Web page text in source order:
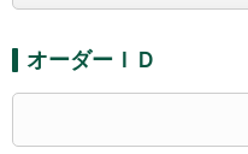
オーダーＩＤ